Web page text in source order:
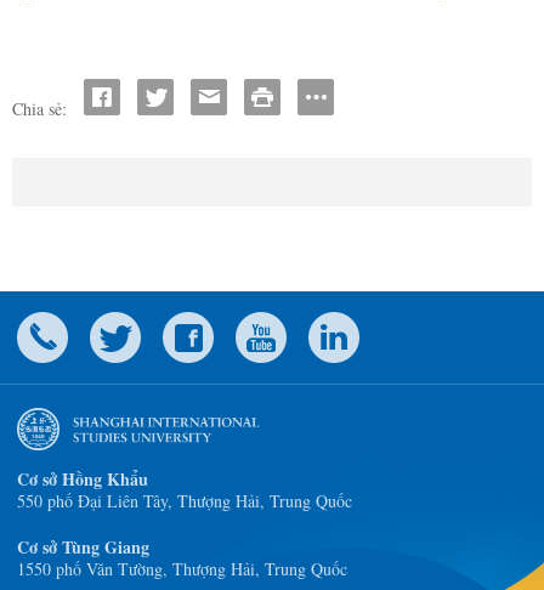
Chia sẻ:
Cơ sở Hồng Khẩu
550 phố Đại Liên Tây, Thượng Hải, Trung Quốc
Cơ sở Tùng Giang
1550 phố Văn Tường, Thượng Hải, Trung Quốc